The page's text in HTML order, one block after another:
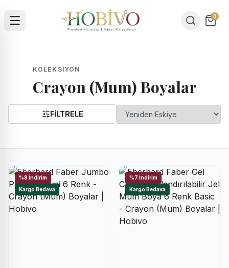
0
KOLEKSIYON
Crayon (Mum) Boyalar
FİLTRELE
%8 İndirim
Kargo Bedava
%7 İndirim
Kargo Bedava